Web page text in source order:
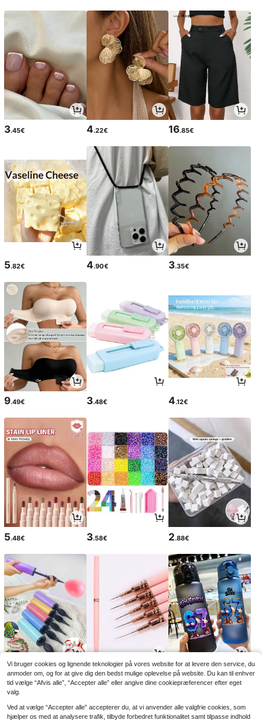
3.45€ 4.22€ 16.85€
5.82€ 4.90€ 3.35€
9.49€ 3.48€ 4.12€
5.48€ 3.58€ 2.88€
2.98€ 3.58€ 7.24€
Vi bruger cookies og lignende teknologier på vores website for at levere den service, du
anmoder om, og for at give dig den bedst mulige oplevelse på website. Du kan til enhver
tid vælge “Afvis alle”, “Accepter alle” eller angive dine cookiepræferencer efter eget
valg.
Ved at vælge “Accepter alle” accepterer du, at vi anvender alle valgfrie cookies, som
hjælper os med at analysere trafik, tilbyde forbedret funktionalitet samt tilpasse indhold